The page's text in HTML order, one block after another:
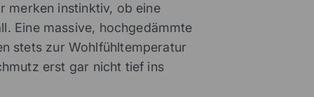
merken instinktiv, ob eine
Eine massive, hochgedämmte
stets zur Wohlfühltemperatur
erst gar nicht tief ins